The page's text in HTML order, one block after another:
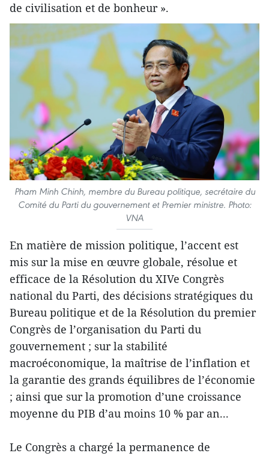
de civilisation et de bonheur ».
Pham Minh Chinh, membre du Bureau politique, secrétaire du
Comité du Parti du gouvernement et Premier ministre. Photo:
VNA
En matière de mission politique, l’accent est
mis sur la mise en œuvre globale, résolue et
efficace de la Résolution du XIVe Congrès
national du Parti, des décisions stratégiques du
Bureau politique et de la Résolution du premier
Congrès de l’organisation du Parti du
gouvernement ; sur la stabilité
macroéconomique, la maîtrise de l’inflation et
la garantie des grands équilibres de l’économie
; ainsi que sur la promotion d’une croissance
moyenne du PIB d’au moins 10 % par an...
Le Congrès a chargé la permanence de